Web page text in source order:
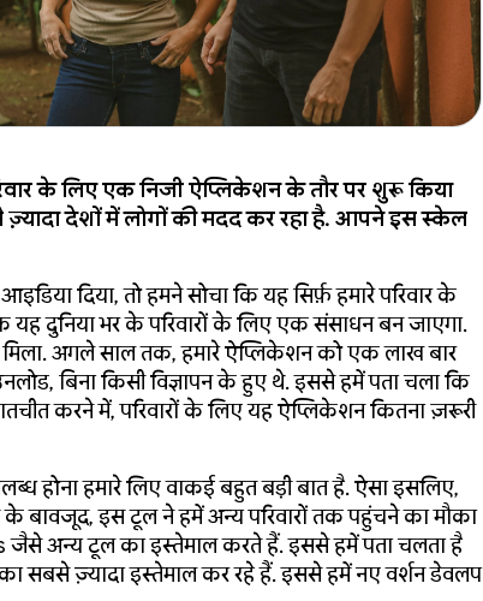
के लिए एक निजी ऐप्लिकेशन के तौर पर शुरू किया
ज़्यादा देशों में लोगों की मदद कर रहा है. आपने इस स्केल
दिया, तो हमने सोचा कि यह सिर्फ़ हमारे परिवार के
यह दुनिया भर के परिवारों के लिए एक संसाधन बन जाएगा.
अगले साल तक, हमारे ऐप्लिकेशन को एक लाख बार
बिना किसी विज्ञापन के हुए थे. इससे हमें पता चला कि
करने में, परिवारों के लिए यह ऐप्लिकेशन कितना ज़रूरी
होना हमारे लिए वाकई बहुत बड़ी बात है. ऐसा इसलिए,
के बावजूद, इस टूल ने हमें अन्य परिवारों तक पहुंचने का मौका
जैसे अन्य टूल का इस्तेमाल करते हैं. इससे हमें पता चलता है
सबसे ज़्यादा इस्तेमाल कर रहे हैं. इससे हमें नए वर्शन डेवलप